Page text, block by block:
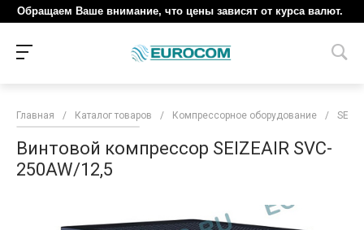
Обращаем Ваше внимание, что цены зависят от курса валют.
Главная / Каталог товаров / Компрессорное оборудование /
Винтовой компрессор SEIZEAIR SVC-
250AW/12,5